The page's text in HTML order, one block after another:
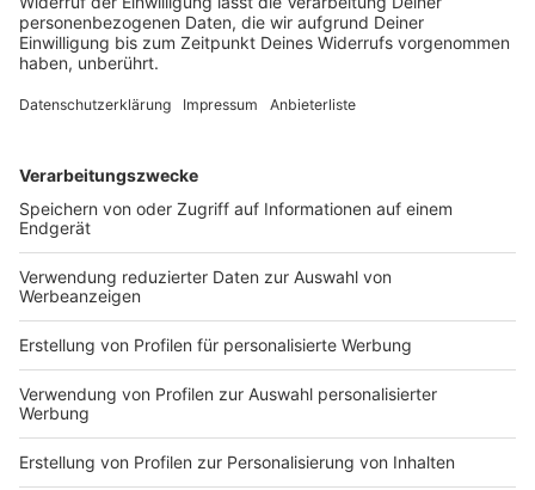
DEINE GEMERKTEN ARTIKEL
Markiere sie hierfür mit einem